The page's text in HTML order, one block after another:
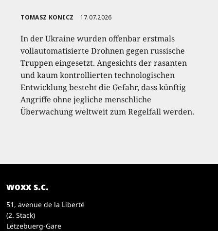
TOMASZ KONICZ 17.07.2026
In der Ukraine wurden offenbar erstmals
vollautomatisierte Drohnen gegen russische
Truppen eingesetzt. Angesichts der rasanten
und kaum kontrollierten technologischen
Entwicklung besteht die Gefahr, dass künftig
Angriffe ohne jegliche menschliche
Überwachung weltweit zum Regelfall werden.
woxx s.c.
51, avenue de la Liberté
(2. Stack)
Lëtzebuerg-Gare